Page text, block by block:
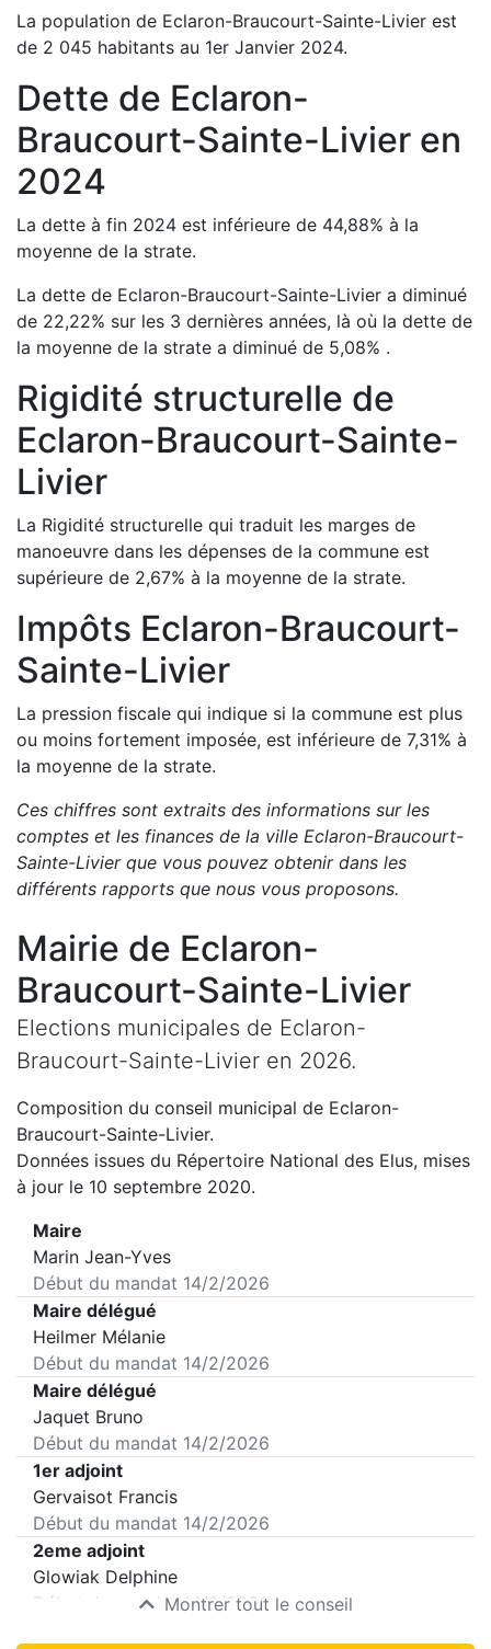
La population de Eclaron-Braucourt-Sainte-Livier est
de 2 045 habitants au 1er Janvier 2024.
Dette de Eclaron-
Braucourt-Sainte-Livier en
2024
La dette à fin 2024 est inférieure de 44,88% à la
moyenne de la strate.
La dette de Eclaron-Braucourt-Sainte-Livier a diminué
de 22,22% sur les 3 dernières années, là où la dette de
la moyenne de la strate a diminué de 5,08% .
Rigidité structurelle de
Eclaron-Braucourt-Sainte-
Livier
La Rigidité structurelle qui traduit les marges de
manoeuvre dans les dépenses de la commune est
supérieure de 2,67% à la moyenne de la strate.
Impôts Eclaron-Braucourt-
Sainte-Livier
La pression fiscale qui indique si la commune est plus
ou moins fortement imposée, est inférieure de 7,31% à
la moyenne de la strate.
Ces chiffres sont extraits des informations sur les
comptes et les finances de la ville Eclaron-Braucourt-
Sainte-Livierque vous pouvez obtenir dans les
différents rapports que nous vous proposons.
Mairie de Eclaron-
Braucourt-Sainte-Livier
Elections municipales de Eclaron-
Braucourt-Sainte-Livier en 2026.
Composition du conseil municipal de Eclaron-
Braucourt-Sainte-Livier.
Données issues du Répertoire National des Elus, mises
à jour le 10 septembre 2020.
Maire
Marin Jean-Yves
Début du mandat 14/2/2026
Maire délégué
Heilmer Mélanie
Début du mandat 14/2/2026
Maire délégué
Jaquet Bruno
Début du mandat 14/2/2026
1er adjoint
Gervaisot Francis
Début du mandat 14/2/2026
2eme adjoint
Glowiak Delphine
Début du mandat14/2/2026
Montrer tout le conseil